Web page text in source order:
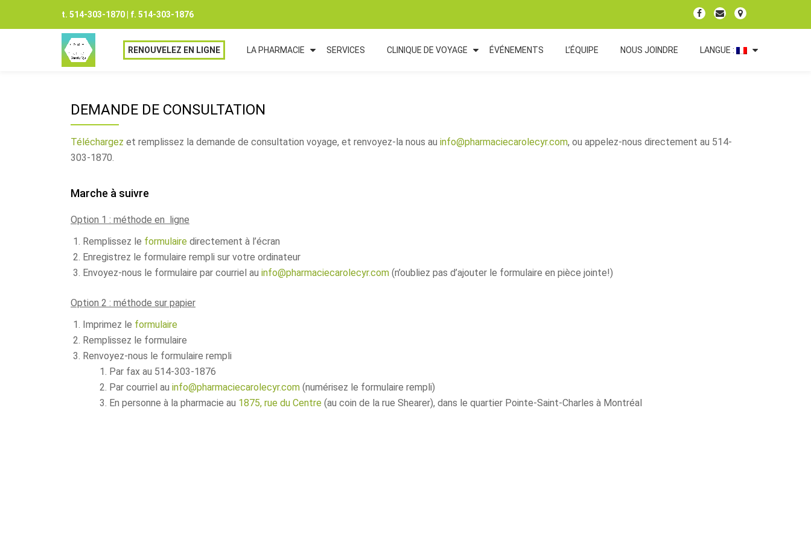
Aller
t. 514-303-1870 | f. 514-303-1876
fa-
facebook
fa-
envelope
fa-
map-
marker
RENOUVELEZ EN LIGNE LA PHARMACIE SERVICES CLINIQUE DE VOYAGE ÉVÉNEMENTS L’ÉQUIPE NOUS JOINDRE LANGUE :
DEMANDE DE CONSULTATION
Téléchargez et remplissez la demande de consultation voyage, et renvoyez-la nous au info@pharmaciecarolecyr.com, ou appelez-nous directement au 514-
303-1870.
Marche à suivre
Option 1 : méthode en ligne
Remplissez le formulaire directement à l’écran
Enregistrez le formulaire rempli sur votre ordinateur
Envoyez-nous le formulaire par courriel au info@pharmaciecarolecyr.com (n’oubliez pas d’ajouter le formulaire en pièce jointe!)
Option 2 : méthode sur papier
Imprimez le formulaire
Remplissez le formulaire
Renvoyez-nous le formulaire rempli
Par fax au 514-303-1876
Par courriel au info@pharmaciecarolecyr.com (numérisez le formulaire rempli)
En personne à la pharmacie au 1875, rue du Centre (au coin de la rue Shearer), dans le quartier Pointe-Saint-Charles à Montréal